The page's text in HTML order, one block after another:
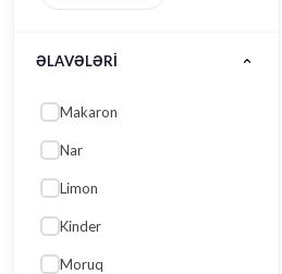
ƏLAVƏLƏRI
Makaron
Nar
Limon
Kinder
Moruq